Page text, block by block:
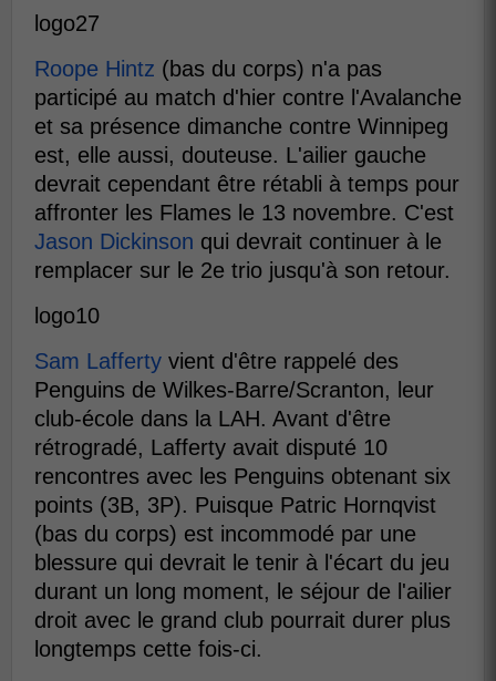
logo27
Roope Hintz (bas du corps) n'a pas
participé au match d'hier contre l'Avalanche
et sa présence dimanche contre Winnipeg
est, elle aussi, douteuse. L'ailier gauche
devrait cependant être rétabli à temps pour
affronter les Flames le 13 novembre. C'est
Jason Dickinson qui devrait continuer à le
remplacer sur le 2e trio jusqu'à son retour.
logo10
Sam Lafferty vient d'être rappelé des
Penguins de Wilkes-Barre/Scranton, leur
club-école dans la LAH. Avant d'être
rétrogradé, Lafferty avait disputé 10
rencontres avec les Penguins obtenant six
points (3B, 3P). Puisque Patric Hornqvist
(bas du corps) est incommodé par une
blessure qui devrait le tenir à l'écart du jeu
durant un long moment, le séjour de l'ailier
droit avec le grand club pourrait durer plus
longtemps cette fois-ci.